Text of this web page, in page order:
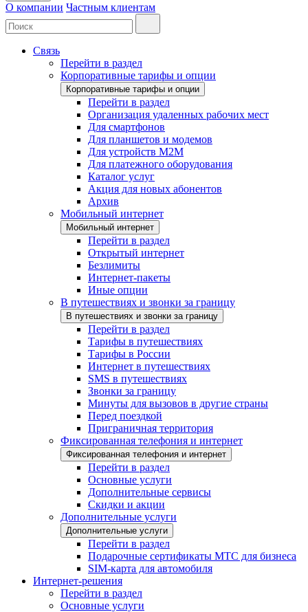
О компании Частным клиентам
Связь
Перейти в раздел
Корпоративные тарифы и опции
Корпоративные тарифы и опции
Перейти в раздел
Организация удаленных рабочих мест
Для смартфонов
Для планшетов и модемов
Для устройств M2M
Для платежного оборудования
Каталог услуг
Акция для новых абонентов
Архив
Мобильный интернет
Мобильный интернет
Перейти в раздел
Открытый интернет
Безлимиты
Интернет-пакеты
Иные опции
В путешествиях и звонки за границу
В путешествиях и звонки за границу
Перейти в раздел
Тарифы в путешествиях
Тарифы в России
Интернет в путешествиях
SMS в путешествиях
Звонки за границу
Минуты для вызовов в другие страны
Перед поездкой
Приграничная территория
Фиксированная телефония и интернет
Фиксированная телефония и интернет
Перейти в раздел
Основные услуги
Дополнительные сервисы
Скидки и акции
Дополнительные услуги
Дополнительные услуги
Перейти в раздел
Подарочные сертификаты МТС для бизнеса
SIM-карта для автомобиля
Интернет-решения
Перейти в раздел
Основные услуги